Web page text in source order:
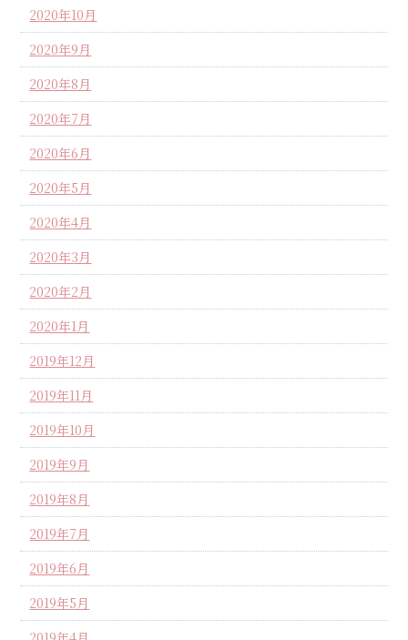
2020年10月
2020年9月
2020年8月
2020年7月
2020年6月
2020年5月
2020年4月
2020年3月
2020年2月
2020年1月
2019年12月
2019年11月
2019年10月
2019年9月
2019年8月
2019年7月
2019年6月
2019年5月